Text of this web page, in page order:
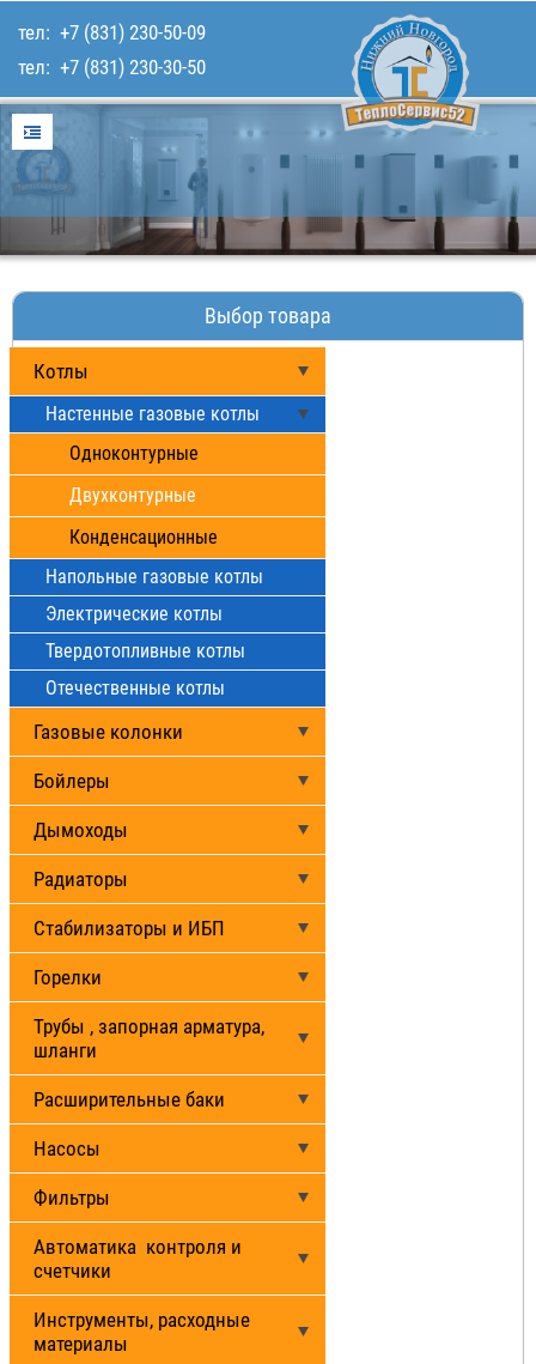
Главная
Услуги
Для покупателей
Каталог товаров
Наши работы
тел: +7 (831) 230-50-09
тел: +7 (831) 230-30-50
Выбор товара
Котлы
Настенные газовые котлы
Одноконтурные
Двухконтурные
Конденсационные
Напольные газовые котлы
Электрические котлы
Твердотопливные котлы
Отечественные котлы
Газовые колонки
Бойлеры
Дымоходы
Радиаторы
Стабилизаторы и ИБП
Горелки
Трубы , запорная арматура,
шланги
Расширительные баки
Насосы
Фильтры
Автоматика контроля и
счетчики
Инструменты, расходные
материалы